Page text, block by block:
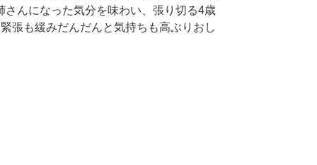
んになった気分を味わい、張り切る4歳
張も緩みだんだんと気持ちも高ぶりおし